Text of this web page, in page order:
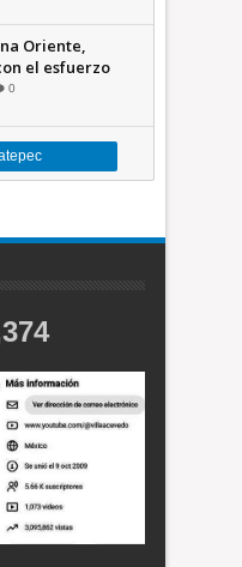
Oriente,
el esfuerzo
retiran 21
0